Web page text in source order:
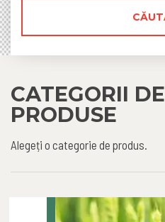
CATEGORII DE
PRODUSE
Alegeți o categorie de produs.